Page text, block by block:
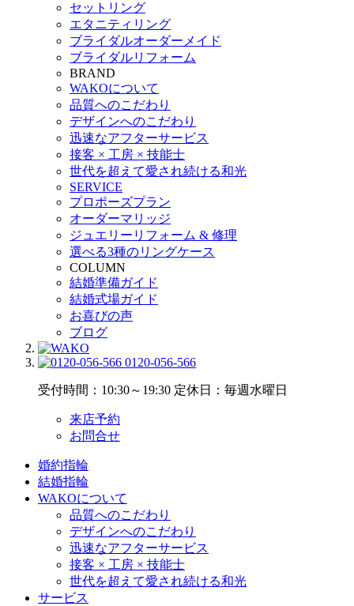
セットリング
エタニティリング
ブライダルオーダーメイド
ブライダルリフォーム
BRAND
WAKOについて
品質へのこだわり
デザインへのこだわり
迅速なアフターサービス
接客 × 工房 × 技能士
世代を超えて愛され続ける和光
SERVICE
プロポーズプラン
オーダーマリッジ
ジュエリーリフォーム & 修理
選べる3種のリングケース
COLUMN
結婚準備ガイド
結婚式場ガイド
お喜びの声
ブログ
0120-056-566
受付時間：10:30～19:30 定休日：毎週水曜日
来店予約
お問合せ
婚約指輪
結婚指輪
WAKOについて
品質へのこだわり
デザインへのこだわり
迅速なアフターサービス
接客 × 工房 × 技能士
世代を超えて愛され続ける和光
サービス